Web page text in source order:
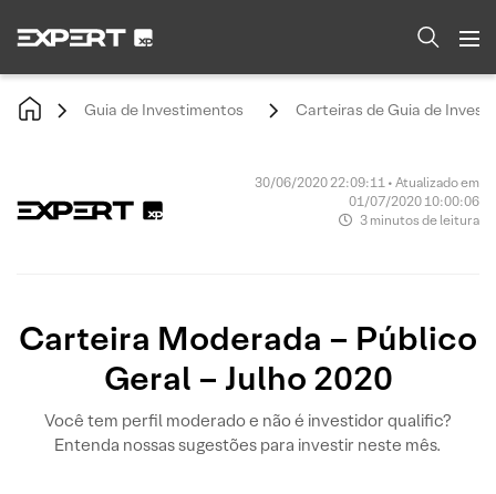
Guia de Investimentos Carteiras de Guia de
30/06/2020 22:09:11 • Atualizado em
01/07/2020 10:00:06
3 minutos de leitura
Carteira Moderada – Público
Geral – Julho 2020
Você tem perfil moderado e não é investidor qualific?
Entenda nossas sugestões para investir neste mês.